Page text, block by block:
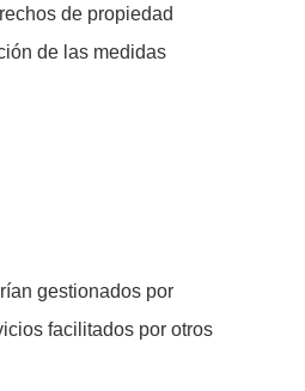
de propiedad
de las medidas
gestionados por
facilitados por otros